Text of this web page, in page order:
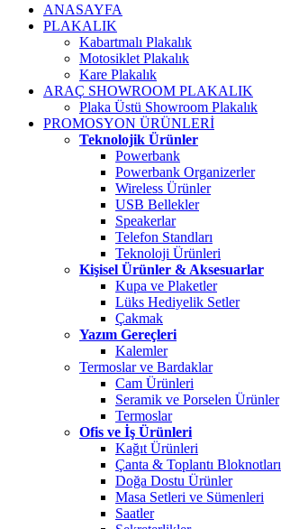
ANASAYFA
PLAKALIK
Kabartmalı Plakalık
Motosiklet Plakalık
Kare Plakalık
ARAÇ SHOWROOM PLAKALIK
Plaka Üstü Showroom Plakalık
PROMOSYON ÜRÜNLERİ
Teknolojik Ürünler
Powerbank
Powerbank Organizerler
Wireless Ürünler
USB Bellekler
Speakerlar
Telefon Standları
Teknoloji Ürünleri
Kişisel Ürünler & Aksesuarlar
Kupa ve Plaketler
Lüks Hediyelik Setler
Çakmak
Yazım Gereçleri
Kalemler
Termoslar ve Bardaklar
Cam Ürünleri
Seramik ve Porselen Ürünler
Termoslar
Ofis ve İş Ürünleri
Kağıt Ürünleri
Çanta & Toplantı Bloknotları
Doğa Dostu Ürünler
Masa Setleri ve Sümenleri
Saatler